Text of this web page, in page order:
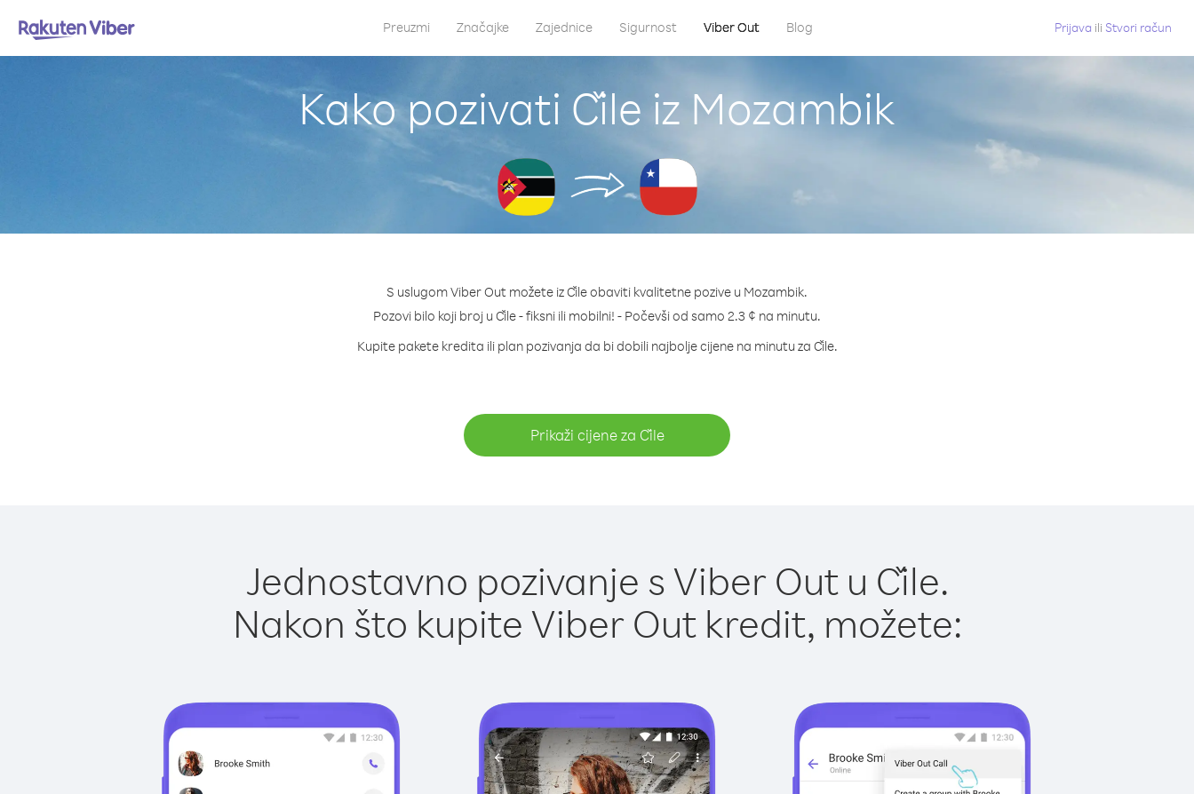
Preuzmi Značajke Zajednice Sigurnost Viber Out Blog Prijava ili Stvori račun
Kako pozivati Čile iz Mozambik
S uslugom Viber Out možete iz Čile obaviti kvalitetne pozive u Mozambik.
Pozovi bilo koji broj u Čile - fiksni ili mobilni! - Počevši od samo 2.3 ¢ na minutu.
Kupite pakete kredita ili plan pozivanja da bi dobili najbolje cijene na minutu za Čile.
Prikaži cijene za Čile
Jednostavno pozivanje s Viber Out u Čile.
Nakon što kupite Viber Out kredit, možete: